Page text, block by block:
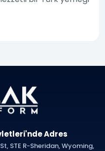
Adres
STE R-Sheridan, Wyoming,